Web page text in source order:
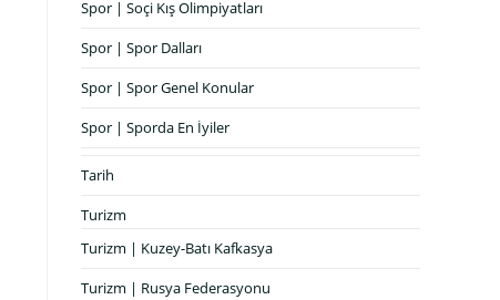
Spor | Soçi Kış Olimpiyatları
Spor | Spor Dalları
Spor | Spor Genel Konular
Spor | Sporda En İyiler
Tarih
Turizm
Turizm | Kuzey-Batı Kafkasya
Turizm | Rusya Federasyonu